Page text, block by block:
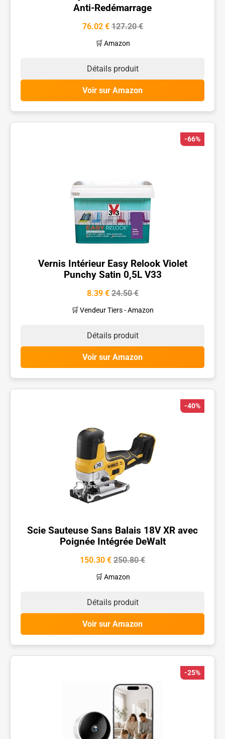
Anti-Redémarrage
76.02 €127.20 €
🛒 Amazon
Détails produit
Voir sur Amazon
-66%
Vernis Intérieur Easy Relook Violet
Punchy Satin 0,5L V33
8.39 €24.50 €
🛒 Vendeur Tiers - Amazon
Détails produit
Voir sur Amazon
-40%
Scie Sauteuse Sans Balais 18V XR avec
Poignée Intégrée DeWalt
150.30 € 250.80 €
🛒 Amazon
Détails produit
Voir sur Amazon
-25%